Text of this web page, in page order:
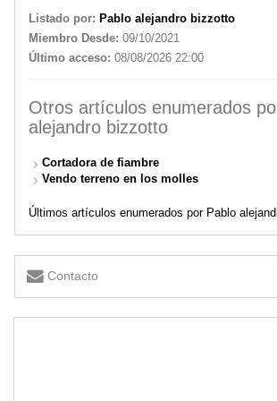
Listado por: Pablo alejandro bizzotto
Miembro Desde: 09/10/2021
Último acceso: 08/08/2026 22:00
Otros artículos enumerados
alejandro bizzotto
Cortadora de fiambre
Vendo terreno en los molles
Últimos artículos enumerados por Pablo
Contacto